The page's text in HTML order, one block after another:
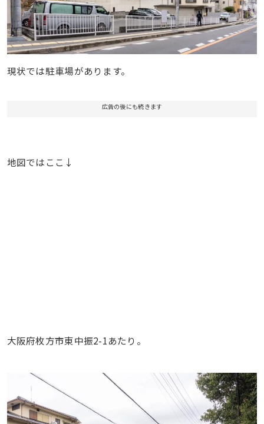
現状では駐車場があります。
広告の後にも続きます
地図ではここ↓
大阪府枚方市東中振2-1あたり。